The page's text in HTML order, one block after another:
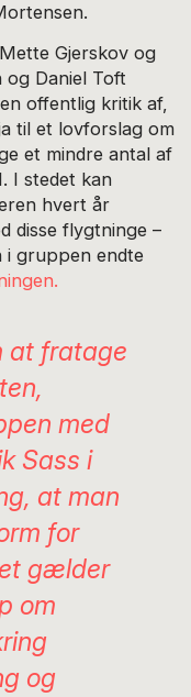
Gjerskov og
og Daniel Toft
offentlig kritik af,
til et lovforslag om
et mindre antal af
I stedet kan
hvert år
disse flygtninge –
i gruppen endte
at fratage
med
Sass i
at man
for
gælder
om
og